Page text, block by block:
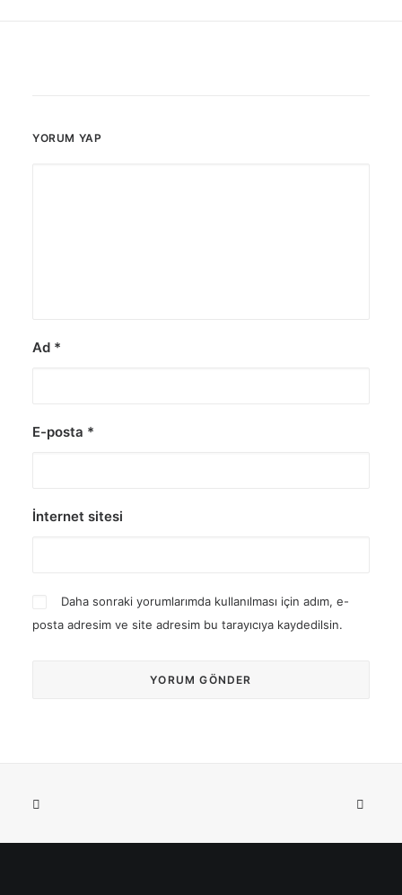
YORUM YAP
Ad *
E-posta *
İnternet sitesi
Daha sonraki yorumlarımda kullanılması için adım, e-
posta adresim ve site adresim bu tarayıcıya kaydedilsin.